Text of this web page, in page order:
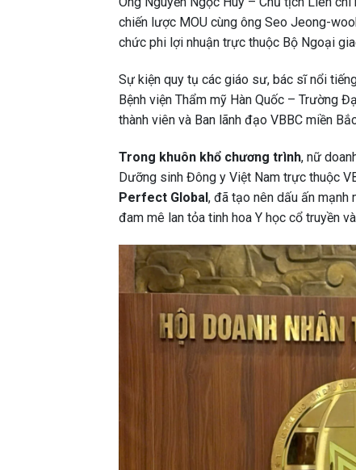
chiến lược MOU cùng ông Seo Jeong-
chức phi lợi nhuận trực thuộc Bộ Ngoại
Sự kiện quy tụ các giáo sư, bác sĩ nổi
Bệnh viện Thẩm mỹ Hàn Quốc – Trường
thành viên và Ban lãnh đạo VBBC miền
Trong khuôn khổ chương trình, nữ
Dưỡng sinh Đông y Việt Nam trực thuộc
Perfect Global, đã tạo nên dấu ấn mạnh
đam mê lan tỏa tinh hoa Y học cổ truyền